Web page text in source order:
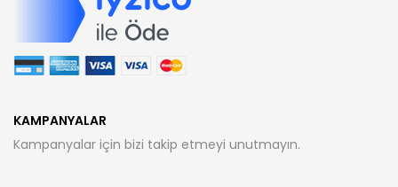
KAMPANYALAR
Kampanyalar için bizi takip etmeyi unutmayın.